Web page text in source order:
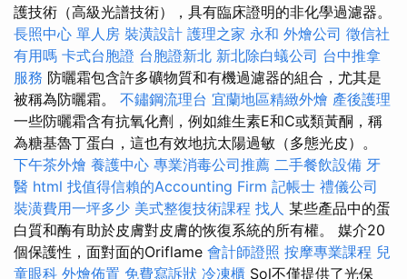
護技術（高級光譜技術），具有臨床證明的非化學過濾器。
長照中心 單人房 裝潢設計 護理之家 永和 外燴公司 徵信社
有用嗎 卡式台胞證 台胞證新北 新北除白蟻公司 台中推拿
服務 防曬霜包含許多礦物質和有機過濾器的組合，尤其是
被稱為防曬霜。 不鏽鋼流理台 宜蘭地區精緻外燴 產後護理
一些防曬霜含有抗氧化劑，例如維生素E和C或類黃酮，稱
為糖基魯丁蛋白，這也有效地抗太陽過敏（多態光皮）。
下午茶外燴 養護中心 專業消毒公司推薦 二手餐飲設備 牙
醫 html 找值得信賴的Accounting Firm 記帳士 禮儀公司
裝潢費用一坪多少 美式整復技術課程 找人 某些產品中的蛋
白質和酶有助於皮膚對皮膚的恢復系統的所有權。 媒介20
個保護性，面對面的Oriflame 會計師證照 按摩專業課程 兒
童眼科 外燴佈置 免費寫訴狀 冷凍櫃 Sol不僅提供了光保